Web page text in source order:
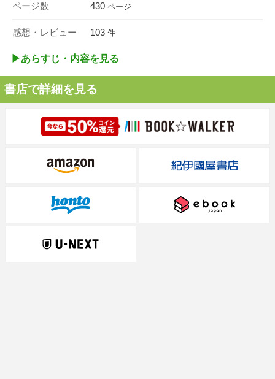
ページ数 430 ページ
感想・レビュー 103 件
▶︎あらすじ・内容を見る
書店で詳細を見る